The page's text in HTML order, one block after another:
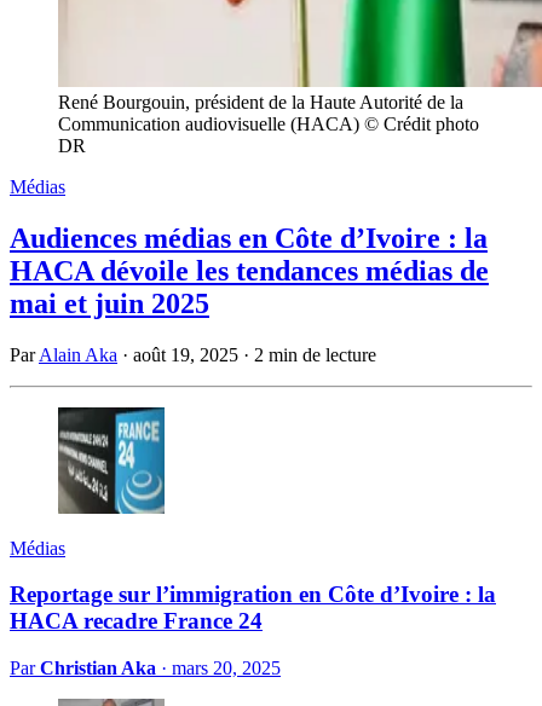
René Bourgouin, président de la Haute Autorité de la
Communication audiovisuelle (HACA) © Crédit photo
DR
Médias
Audiences médias en Côte d’Ivoire : la
HACA dévoile les tendances médias de
mai et juin 2025
ParAlain Aka · août 19, 2025 · 2 min de lecture
Médias
Reportage sur l’immigration en Côte d’Ivoire : la
HACA recadre France 24
ParChristian Aka · mars 20, 2025